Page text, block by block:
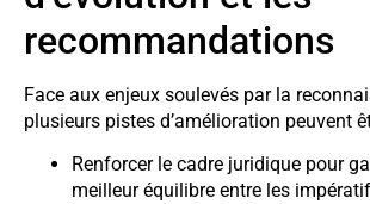
recommandations
Face aux enjeux soulevés par la
plusieurs pistes d’amélioration peuvent
Renforcer le cadre juridique pour
meilleur équilibre entre les